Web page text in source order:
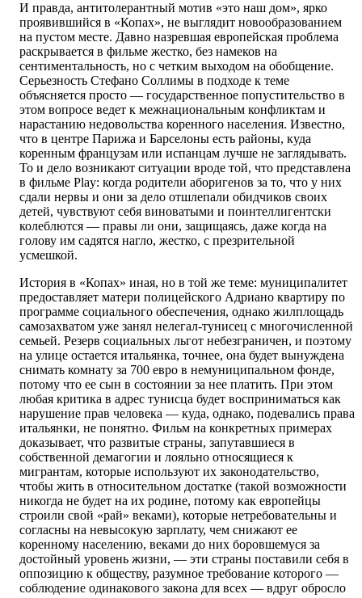
И правда, антитолерантный мотив «это наш дом», ярко
проявившийся в «Копах», не выглядит новообразованием
на пустом месте. Давно назревшая европейская проблема
раскрывается в фильме жестко, без намеков на
сентиментальность, но с четким выходом на обобщение.
Серьезность Стефано Соллимы в подходе к теме
объясняется просто — государственное попустительство в
этом вопросе ведет к межнациональным конфликтам и
нарастанию недовольства коренного населения. Известно,
что в центре Парижа и Барселоны есть районы, куда
коренным французам или испанцам лучше не заглядывать.
То и дело возникают ситуации вроде той, что представлена
в фильме Play: когда родители аборигенов за то, что у них
сдали нервы и они за дело отшлепали обидчиков своих
детей, чувствуют себя виноватыми и поинтеллигентски
колеблются — правы ли они, защищаясь, даже когда на
голову им садятся нагло, жестко, с презрительной
усмешкой.
История в «Копах» иная, но в той же теме: муниципалитет
предоставляет матери полицейского Адриано квартиру по
программе социального обеспечения, однако жилплощадь
самозахватом уже занял нелегал-тунисец с многочисленной
семьей. Резерв социальных льгот небезграничен, и поэтому
на улице остается итальянка, точнее, она будет вынуждена
снимать комнату за 700 евро в немуниципальном фонде,
потому что ее сын в состоянии за нее платить. При этом
любая критика в адрес тунисца будет восприниматься как
нарушение прав человека — куда, однако, подевались права
итальянки, не понятно. Фильм на конкретных примерах
доказывает, что развитые страны, запутавшиеся в
собственной демагогии и лояльно относящиеся к
мигрантам, которые используют их законодательство,
чтобы жить в относительном достатке (такой возможности
никогда не будет на их родине, потому как европейцы
строили свой «рай» веками), которые нетребовательны и
согласны на невысокую зарплату, чем снижают ее
коренному населению, веками до них боровшемуся за
достойный уровень жизни, — эти страны поставили себя в
оппозицию к обществу, разумное требование которого —
соблюдение одинакового закона для всех — вдруг обросло